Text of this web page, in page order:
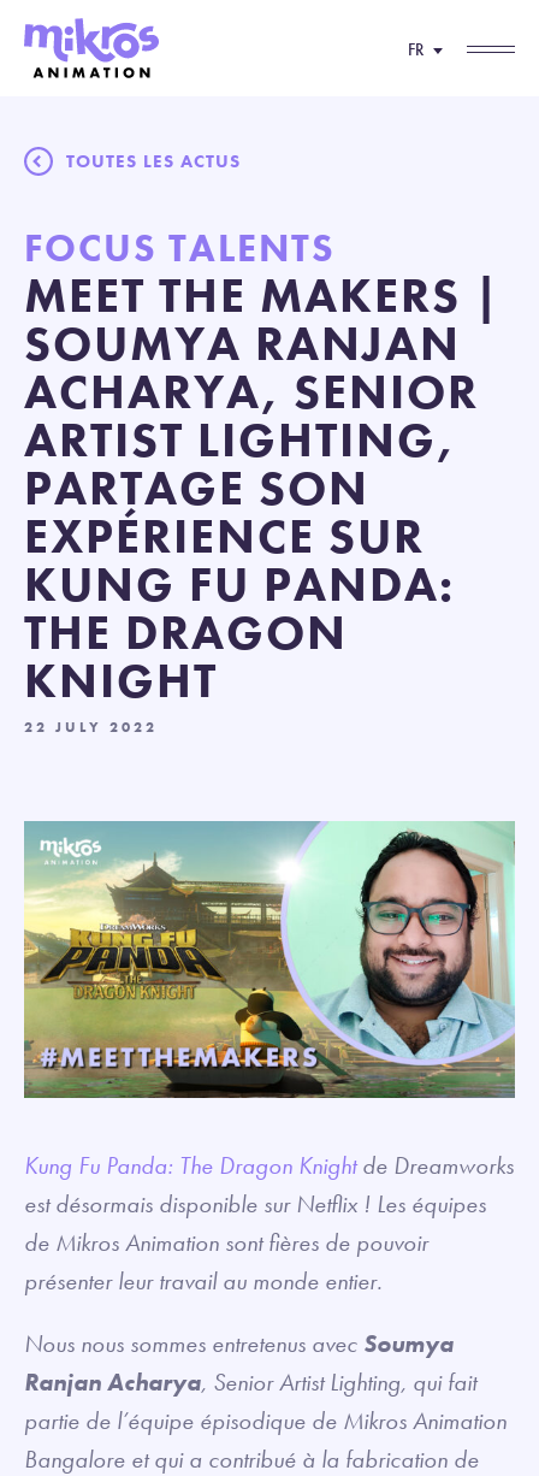
FR
TOUTES LES ACTUS
FOCUS TALENTS
MEET THE MAKERS |
SOUMYA RANJAN
ACHARYA, SENIOR
ARTIST LIGHTING,
PARTAGE SON
EXPÉRIENCE SUR
KUNG FU PANDA:
THE DRAGON
KNIGHT
22 JULY 2022
Kung Fu Panda: The Dragon Knightde Dreamworks
est désormais disponible sur Netflix ! Les équipes
de Mikros Animation sont fières de pouvoir
présenter leur travail au monde entier.
Nous nous sommes entretenus avec Soumya
Ranjan Acharya, Senior Artist Lighting, qui fait
partie de l’équipe épisodique de Mikros Animation
Bangalore et qui a contribué à la fabrication de